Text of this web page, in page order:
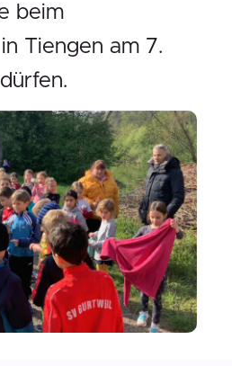
beim
Tiengen am 7.